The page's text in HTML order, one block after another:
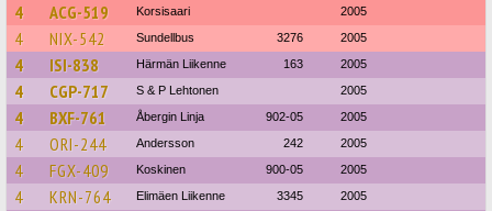
4 ACG-519 Korsisaari 2005
4 NIX-542 Sundellbus 3276 2005
4 ISI-838 Härmän Liikenne 163 2005
4 CGP-717 S & P Lehtonen 2005
4 BXF-761 Åbergin Linja 902-05 2005
4 ORI-244 Andersson 242 2005
4 FGX-409 Koskinen 900-05 2005
4 KRN-764 Elimäen Liikenne 3345 2005